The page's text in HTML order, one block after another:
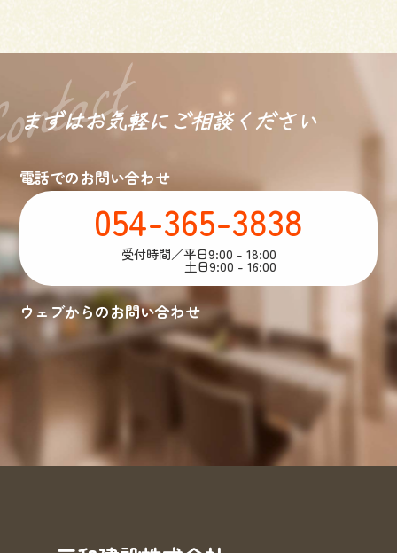
054-365-3838
受付時間／平日9:00 - 18:00
来場予約 お問い合わせ 資料請求
まずはお気軽にご相談ください
電話でのお問い合わせ
054-365-3838
受付時間／平日9:00 - 18:00
土日9:00 - 16:00
ウェブからのお問い合わせ
お問い合わせ 資料請求